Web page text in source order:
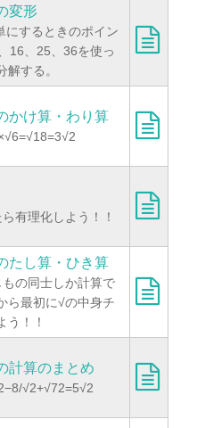
変形
にするときのポイン
16、25、36を使っ
解する。
かけ算・わり算
有理化しよう！！
たし算・ひき算
の同士しか計算で
ら最初に√の中身チ
う！！
計算のまとめ
√2+√72=5√2